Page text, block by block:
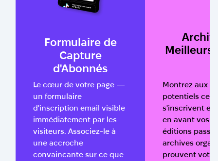
Formulaire de
Capture
d'Abonnés
Le cœur de votre page —
un formulaire
d'inscription email visible
immédiatement par les
visiteurs. Associez-le à
une accroche
convaincante sur ce que
Meilleurs
Montrez aux
potentiels ce à
s'inscrivent
en avant vos
éditions
archives
prouvent